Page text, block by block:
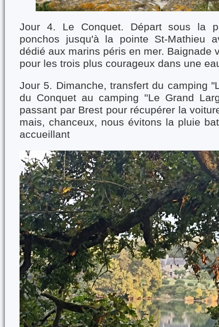
Jour 4. Le Conquet. Départ sous la
ponchos jusqu'à la pointe St-Mathieu
dédié aux marins péris en mer. Baignade
pour les trois plus courageux dans une
Jour 5. Dimanche, transfert du camping
du Conquet au camping ''Le Grand
passant par Brest pour récupérer la
mais, chanceux, nous évitons la pluie
accueillant